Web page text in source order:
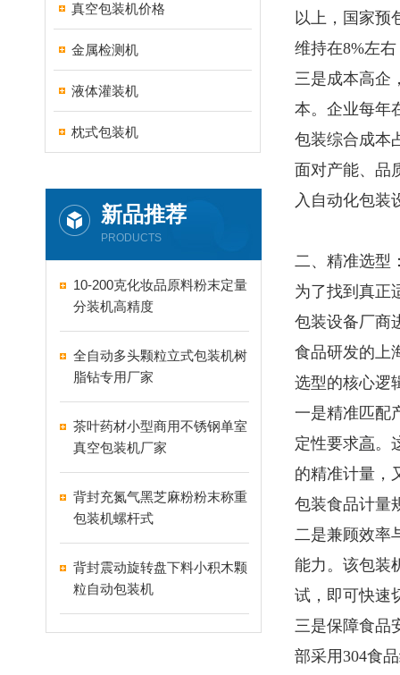
真空包装机价格
金属检测机
液体灌装机
枕式包装机
新品推荐
PRODUCTS
10-200克化妆品原料粉末定量
分装机高精度
全自动多头颗粒立式包装机树
脂钻专用厂家
茶叶药材小型商用不锈钢单室
真空包装机厂家
背封充氮气黑芝麻粉粉末称重
包装机螺杆式
背封震动旋转盘下料小积木颗
粒自动包装机
以上，国家预
维持在8%左
三是成本高企
本。企业每年
包装综合成本
面对产能、品
入自动化包装
二、精准选型
为了找到真正
包装设备厂商
食品研发的上
选型的核心逻
一是精准匹配
定性要求高。
的精准计量，
包装食品计量
二是兼顾效率
能力。该包装
试，即可快速
三是保障食品
部采用304食